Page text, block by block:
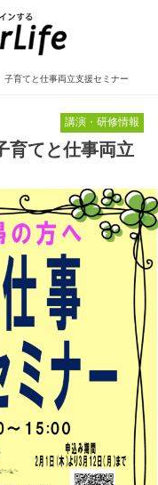
育てと仕事両立支援セミナー
講演・研修情報
てと仕事両立